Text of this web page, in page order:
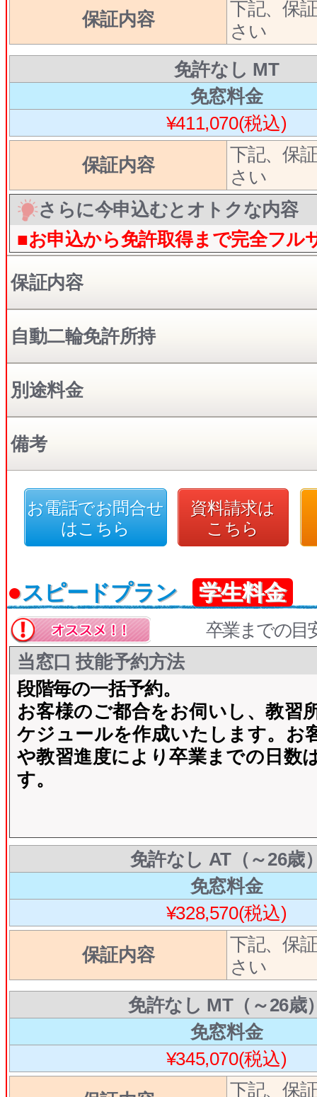
保証内容
下記、保
さい
免許なし MT
免窓料金
¥411,070(税込)
保証内容
下記、保
さい
さらに今申込むとオトクな内容
■お申込から免許取得まで完全フル
保証内容
自動二輪免許所持
別途料金
備考
お電話でお問合せ
はこちら
資料請求は
こちら
●スピードプラン 学生料金
卒業までの目
当窓口 技能予約方法
段階毎の一括予約。
お客様のご都合をお伺いし、教習
ケジュールを作成いたします。お
や教習進度により卒業までの日数
す。
免許なし AT（～26歳
免窓料金
¥328,570(税込)
保証内容
下記、保
さい
免許なし MT（～26歳
免窓料金
¥345,070(税込)
下記、保